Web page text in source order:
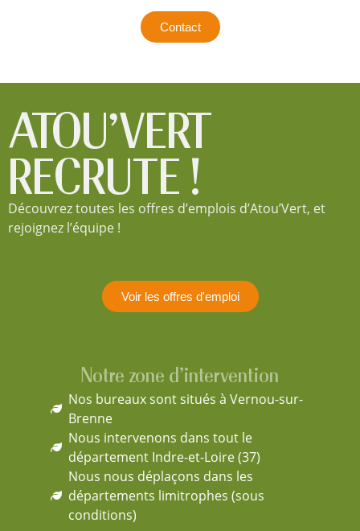
Contact
ATOU'VERT
RECRUTE !
Découvrez toutes les offres d’emplois d’Atou’Vert, et
rejoignez l’équipe !
Voir les offres d'emploi
Notre zone d'intervention
Nos bureaux sont situés à Vernou-sur-
Brenne
Nous intervenons dans tout le
département Indre-et-Loire (37)
Nous nous déplaçons dans les
départements limitrophes (sous
conditions)